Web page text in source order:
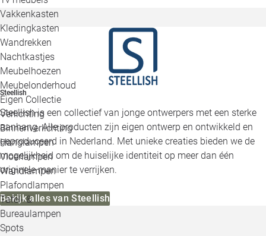
Vakkenkasten
Kledingkasten
Wandrekken
Nachtkastjes
Meubelhoezen
Meubelonderhoud
Eigen Collectie
Verlichting
Binnenverlichting
Hanglampen
Vloerlampen
Wandlampen
Plafondlampen
Tafel- &
Bureaulampen
Spots
Steellish
Steellish is een collectief van jonge ontwerpers met een sterke
aanhang. Alle producten zijn eigen ontwerp en ontwikkeld en
geproduceerd in Nederland. Met unieke creaties bieden we de
mogelijkheid om de huiselijke identiteit op meer dan één
originele manier te verrijken.
Bekijk alles van Steellish